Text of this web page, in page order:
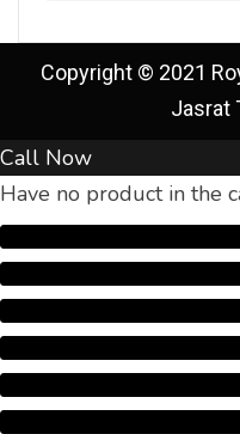
Copyright © 2021
Jasrat
Call Now
Have no product in the